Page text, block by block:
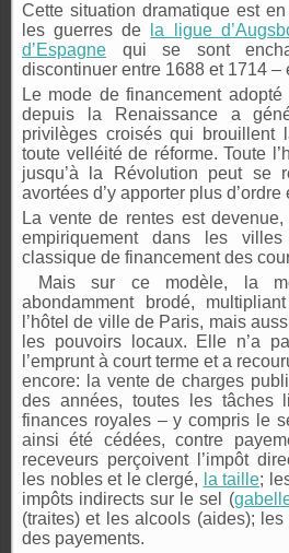
Cette situation dramatique est
les guerres de
la ligue
d’Espagne qui se sont
discontinuer entre 1688 et 1714 –
Le mode de financement
depuis la Renaissance a
privilèges croisés qui brouillent
toute velléité de réforme. Toute
jusqu’à la Révolution peut se
avortées d’y apporter plus d’ordre
La vente de rentes est
empiriquement dans les
classique de financement des
Mais sur ce modèle, la
abondamment brodé,
l’hôtel de ville de Paris, mais
les pouvoirs locaux. Elle n’a
l’emprunt à court terme et a
encore: la vente de charges
des années, toutes les tâches
finances royales – y compris le
ainsi été cédées, contre
receveurs perçoivent l’impôt
les nobles et le clergé, la taille;
impôts indirects sur le sel (
(traites) et les alcools (aides);
des payements.